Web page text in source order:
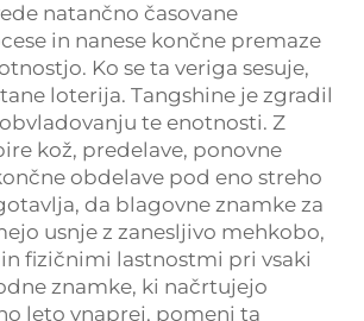
natančno časovane
in nanese končne premaze
Ko se ta veriga sesuje,
loterija. Tangshine je zgradil
te enotnosti. Z
kož, predelave, ponovne
obdelave pod eno streho
da blagovne znamke za
usnje z zanesljivo mehkobo,
fizičnimi lastnostmi pri vsaki
znamke, ki načrtujejo
leto vnaprej, pomeni ta